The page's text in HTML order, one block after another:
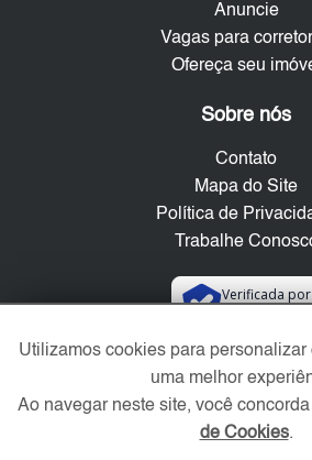
Anuncie
Vagas para
Ofereça seu
Sobre nós
Contato
Mapa do Site
Política de
Trabalhe
Verificada por
Redes Sociais
Utilizamos cookies para personalizar
uma melhor
Ao navegar neste site, você
de Cookies.